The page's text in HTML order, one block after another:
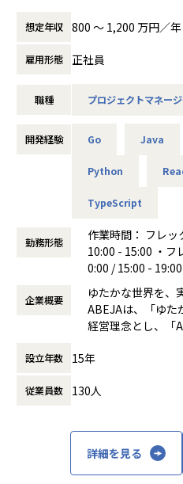
入社数6.7万社・ID数430万を超
を支える責任は重大ですが、そ
働と進化を両立させる、難易度
◎フルリモート/フレックスの働
ため、柔軟性ある働き方を実現
ても日本国内であればOKです。
従業員がおり、地方居住者率は
【業務の変更の範囲】
ア、データサイエンティストが
トウェアレイヤーの重要性が増し
ロボットからのデータ収集基盤
ションなど、Physical AIの価値
をリードできるエンジニアを募
本ポジションのミッションは、
タ、AIが一貫してつながる状態
ハードウェアおよびミドルウェ
ソフトウェア基盤を構築し、プ
していただきます。
会社の定める業務へ配置転換の可
スコープ、スケジュール、品質、
技術的前提を踏まえた進行判断・
技術観点でのデリバリーコントロ
技術的論点の整理
ビジネスサイドPMとの協働
技術・ビジネス双方の観点を踏
条件付きで関与する業務（希望
社内のリソース状況やプロジェ
リードエンジニアが実装に集中
巻き取り
プロジェクト横断での状況整理
プロジェクトの局面や体制に応
技術的な判断が滞らないための
実装方針や品質に関するレビュー
必要に応じたハンズオンでの開発
リソースが逼迫しているプロジ
ための直接的な支援（基本的に
しつつ、あくまで状況に応じた
想定年収 800 〜 1,200 万円／年
雇用形態 正社員
職種 プロジェクトマネー
開発経験 Go Java
Python
TypeScript
勤務形態
作業時間： フレ
10:00 - 15:00 ・フレキシブルタイム 07:00 - 1
0:00 / 15:00 -
19:00 （休憩60分）
働き方：フレック
時間外労働の有無
休憩時間： 60分
企業概要
ゆたかな世界を、
ABEJAは、「ゆた
経営理念とし、「
ビジネスの継続的
しています。2012
変革をABEJA
た。
設立年数 15年
従業員数 130人
詳細を見る